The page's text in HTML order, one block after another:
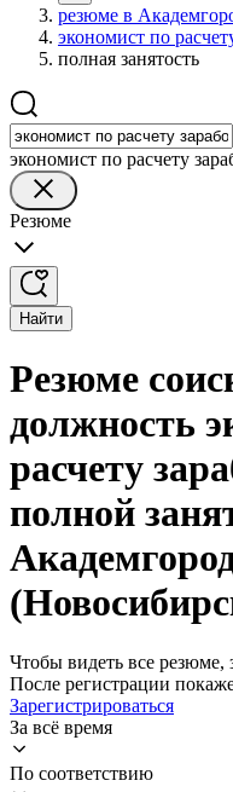
резюме в
экономист по
полная занятость
экономист по расчету
Резюме
Найти
Резюме
должность
расчету
полной
Чтобы видеть все резюме,
После регистрации
Зарегистрироваться
За всё время
По соответствию